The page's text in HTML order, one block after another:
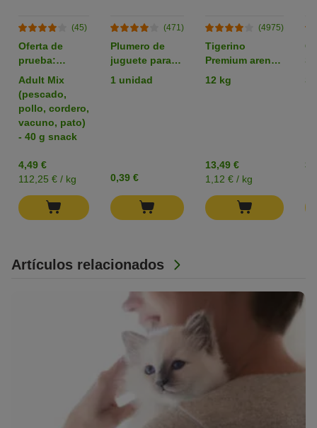
Artículos relacionados
(45)
Oferta de
prueba:
comida para
gatos Purizon,
sin cereales
Adult Mix
(pescado,
pollo, cordero,
vacuno, pato)
- 40 g snack
4,49 €
112,25 € / kg
(471)
Plumero de
juguete para
gatos
1 unidad
0,39 €
(4975)
Tigerino
Premium arena
aglomerante
con olor a talco
12 kg
13,49 €
1,12 € / kg